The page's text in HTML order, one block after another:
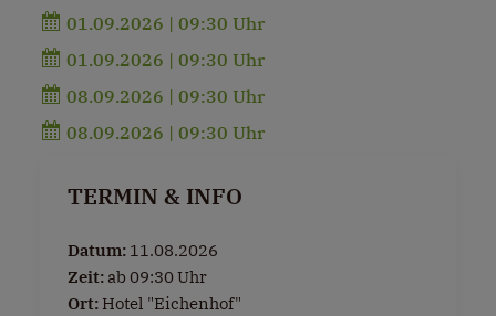
01.09.2026 | 09:30 Uhr
01.09.2026 | 09:30 Uhr
08.09.2026 | 09:30 Uhr
08.09.2026 | 09:30 Uhr
TERMIN & INFO
Datum: 11.08.2026
Zeit: ab 09:30 Uhr
Ort: Hotel "Eichenhof"